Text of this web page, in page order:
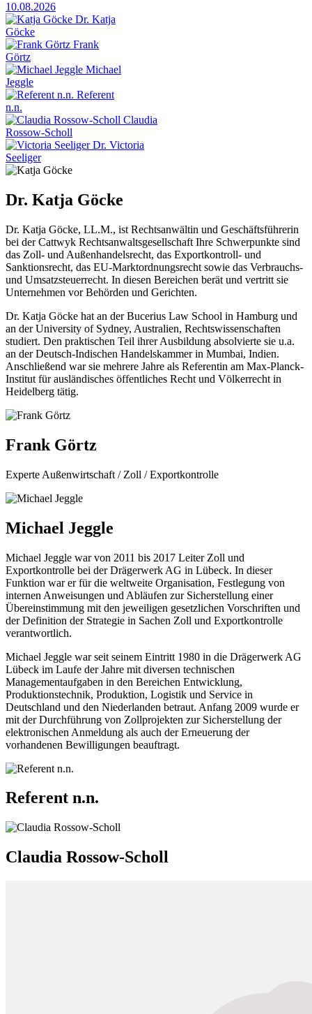
10.08.2026
Dr. Katja
Göcke
Frank
Görtz
Michael
Jeggle
Referent
n.n.
Claudia
Rossow-Scholl
Dr. Victoria
Seeliger
Dr. Katja Göcke
Dr. Katja Göcke, LL.M., ist Rechtsanwältin und Geschäftsführerin
bei der Cattwyk Rechtsanwaltsgesellschaft Ihre Schwerpunkte sind
das Zoll- und Außenhandelsrecht, das Exportkontroll- und
Sanktionsrecht, das EU-Marktordnungsrecht sowie das Verbrauchs-
und Umsatzsteuerrecht. In diesen Bereichen berät und vertritt sie
Unternehmen vor Behörden und Gerichten.
Dr. Katja Göcke hat an der Bucerius Law School in Hamburg und
an der University of Sydney, Australien, Rechtswissenschaften
studiert. Den praktischen Teil ihrer Ausbildung absolvierte sie u.a.
an der Deutsch-Indischen Handelskammer in Mumbai, Indien.
Anschließend war sie mehrere Jahre als Referentin am Max-Planck-
Institut für ausländisches öffentliches Recht und Völkerrecht in
Heidelberg tätig.
Frank Görtz
Experte Außenwirtschaft / Zoll / Exportkontrolle
Michael Jeggle
Michael Jeggle war von 2011 bis 2017 Leiter Zoll und
Exportkontrolle bei der Drägerwerk AG in Lübeck. In dieser
Funktion war er für die weltweite Organisation, Festlegung von
internen Anweisungen und Abläufen zur Sicherstellung einer
Übereinstimmung mit den jeweiligen gesetzlichen Vorschriften und
der Definition der Strategie in Sachen Zoll und Exportkontrolle
verantwortlich.
Michael Jeggle war seit seinem Eintritt 1980 in die Drägerwerk AG
Lübeck im Laufe der Jahre mit diversen technischen
Managementaufgaben in den Bereichen Entwicklung,
Produktionstechnik, Produktion, Logistik und Service in
Deutschland und den Niederlanden betraut. Anfang 2009 wurde er
mit der Durchführung von Zollprojekten zur Sicherstellung der
elektronischen Anmeldung als auch der Erneuerung der
vorhandenen Bewilligungen beauftragt.
Referent n.n.
Claudia Rossow-Scholl